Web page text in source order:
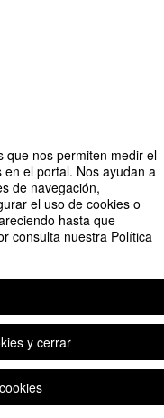
que nos permiten medir el
el portal. Nos ayudan a
de navegación,
el uso de cookies o
hasta que
consulta nuestra Política
y cerrar
de eventos Symposium